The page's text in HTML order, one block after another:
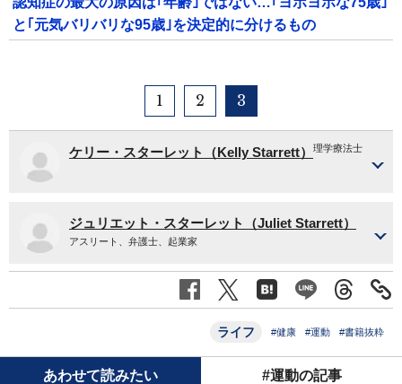
と｢元気バリバリな95歳｣を決定的に分けるもの
1 2 3
ケリー・スターレット（Kelly Starrett） 理学療法士
ジュリエット・スターレット（Juliet Starrett）
アスリート、弁護士、起業家
ライフ #健康 #運動 #書籍抜粋
あわせて読みたい #運動の記事